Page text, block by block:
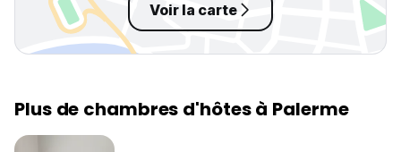
Voir la carte
Plus de chambres d'hôtes à Palerme